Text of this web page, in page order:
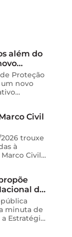
além do
da
Proteção
novo
Civil
2026 trouxe
à
Civil
de
Para ajudar
de
e
de
minuta de
Estratégia